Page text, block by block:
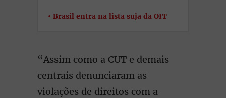
Brasil entra na lista suja da OIT
“Assim como a CUT e demais
centrais denunciaram as
violações de direitos com a